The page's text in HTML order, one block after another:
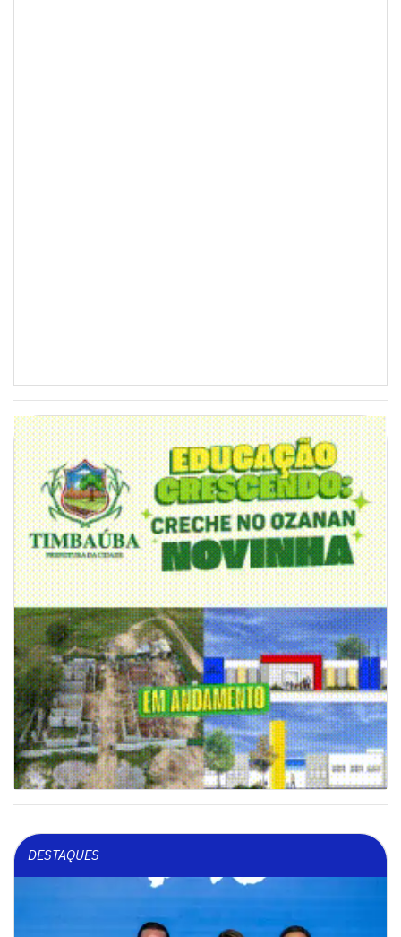
DESTAQUES